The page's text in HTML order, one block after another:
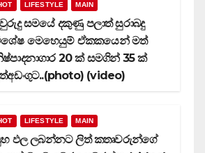
LIFESTYLE MAIN
සමයේ දකුණු පලාත් සුරාබදු
මෙහෙයුම් ඒකකයෙන් මත්
20 ක් සමගින් 35 ක්
(video)
LIFESTYLE MAIN
ඵල ලබන්නට ලිත් කතෘවරුන්ගේ